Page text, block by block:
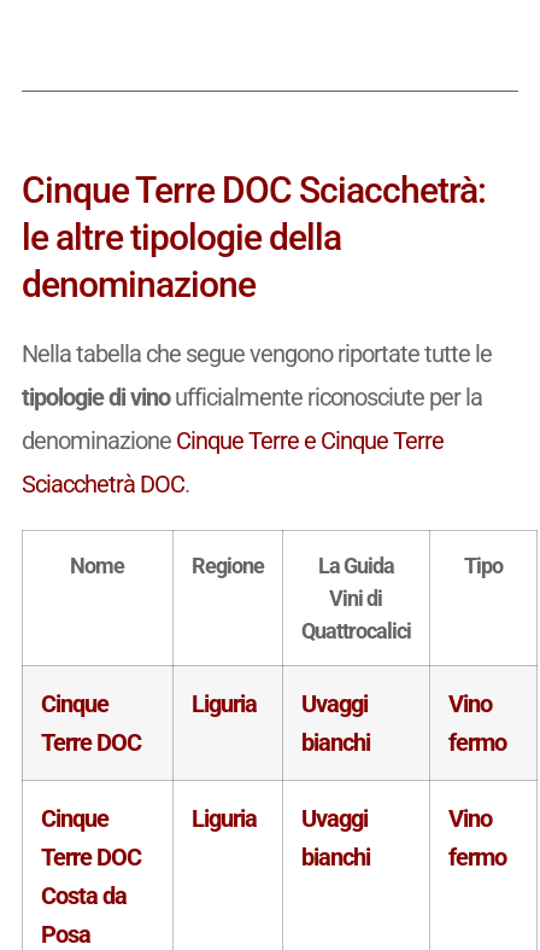
Cinque Terre DOC Sciacchetrà:
le altre tipologie della
denominazione
Nella tabella che segue vengono riportate tutte le
tipologie di vinoufficialmente riconosciute per la
denominazione Cinque Terre e Cinque Terre
Sciacchetrà DOC.
Nome Regione
La Guida
Vini di
Quattrocalici
Tipo
Cinque
Terre DOC
Liguria
Uvaggi
bianchi
Vino
fermo
Cinque
Terre DOC
Costa da
Posa
Liguria
Uvaggi
bianchi
Vino
fermo